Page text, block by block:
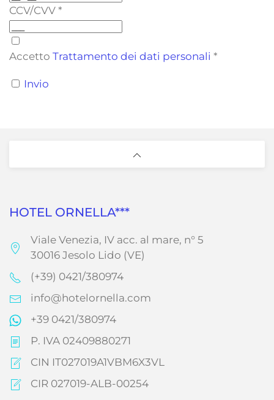
CCV/CVV *
Accetto Trattamento dei dati personali *
Invio
HOTEL ORNELLA***
Viale Venezia, IV acc. al mare, n° 5
30016 Jesolo Lido (VE)
(+39) 0421/380974
info@hotelornella.com
+39 0421/380974
P. IVA 02409880271
CIN IT027019A1VBM6X3VL
CIR 027019-ALB-00254